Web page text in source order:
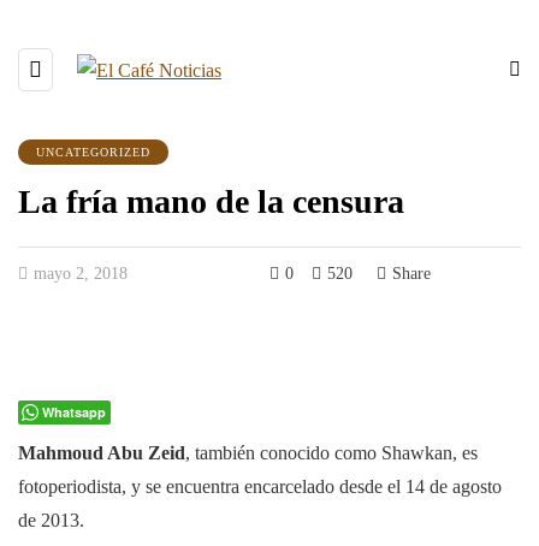
UNCATEGORIZED
La fría mano de la censura
mayo 2, 2018 0 520 Share
Whatsapp
Mahmoud Abu Zeid, también conocido como Shawkan, es
fotoperiodista, y se encuentra encarcelado desde el 14 de agosto
de 2013.